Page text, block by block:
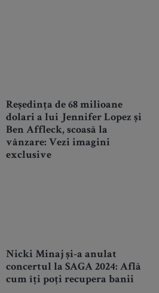
Reședința de 68 milioane
dolari a lui Jennifer Lopez și
Ben Affleck, scoasă la
vânzare: Vezi imagini
exclusive
Nicki Minaj și-a anulat
concertul la SAGA 2024: Află
cum îți poți recupera banii